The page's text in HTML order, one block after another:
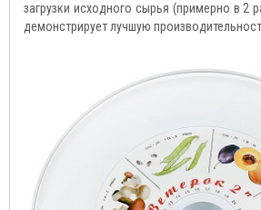
загрузки исходного сырья (примерно в 2
демонстрирует лучшую